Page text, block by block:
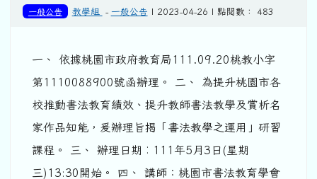
一般公告 教學組 - 一般公告 | 2023-04-26 | 點閱數： 483
一、 依據桃園市政府教育局111.09.20桃教小字
第1110088900號函辦理。 二、 為提升桃園市各
校推動書法教育績效、提升教師書法教學及賞析名
家作品知能，爰辦理旨揭「書法教學之運用」研習
課程。 三、 辦理日期︰111年5月3日(星期
三)13:30開始。 四、 講師：桃園市書法教育學會